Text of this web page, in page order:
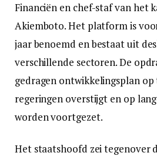
Financiën en chef-staf van het
Akiemboto. Het platform is
jaar benoemd en bestaat uit
verschillende sectoren. De
gedragen ontwikkelingsplan
regeringen overstijgt en op
worden voortgezet.
Het staatshoofd zei tegenover